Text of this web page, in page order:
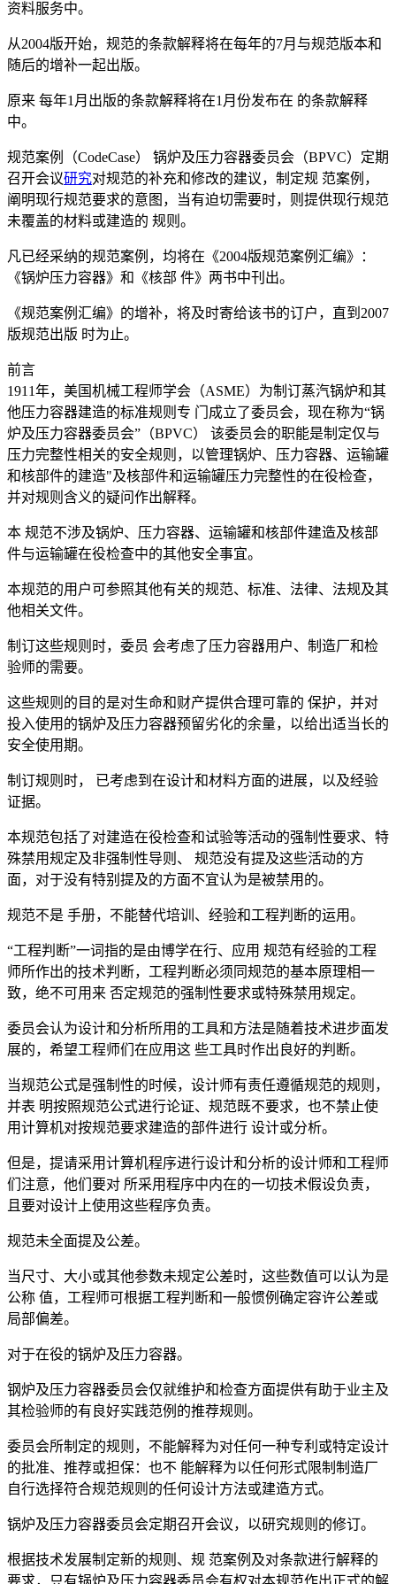
资料服务中。
从2004版开始，规范的条款解释将在每年的7月与规范版本和
随后的增补一起出版。
原来 每年1月出版的条款解释将在1月份发布在 的条款解释
中。
规范案例（CodeCase） 锅炉及压力容器委员会（BPVC）定期
召开会议研究对规范的补充和修改的建议，制定规 范案例，
阐明现行规范要求的意图，当有迫切需要时，则提供现行规范
未覆盖的材料或建造的 规则。
凡已经采纳的规范案例，均将在《2004版规范案例汇编》：
《锅炉压力容器》和《核部 件》两书中刊出。
《规范案例汇编》的增补，将及时寄给该书的订户，直到2007
版规范出版 时为止。
前言
1911年，美国机械工程师学会（ASME）为制订蒸汽锅炉和其
他压力容器建造的标准规则专 门成立了委员会，现在称为“锅
炉及压力容器委员会”（BPVC） 该委员会的职能是制定仅与
压力完整性相关的安全规则，以管理锅炉、压力容器、运输罐
和核部件的建造"及核部件和运输罐压力完整性的在役检查，
并对规则含义的疑问作出解释。
本 规范不涉及锅炉、压力容器、运输罐和核部件建造及核部
件与运输罐在役检查中的其他安全事宜。
本规范的用户可参照其他有关的规范、标准、法律、法规及其
他相关文件。
制订这些规则时，委员 会考虑了压力容器用户、制造厂和检
验师的需要。
这些规则的目的是对生命和财产提供合理可靠的 保护，并对
投入使用的锅炉及压力容器预留劣化的余量，以给出适当长的
安全使用期。
制订规则时， 已考虑到在设计和材料方面的进展，以及经验
证据。
本规范包括了对建造在役检查和试验等活动的强制性要求、特
殊禁用规定及非强制性导则、 规范没有提及这些活动的方
面，对于没有特别提及的方面不宜认为是被禁用的。
规范不是 手册，不能替代培训、经验和工程判断的运用。
“工程判断”一词指的是由博学在行、应用 规范有经验的工程
师所作出的技术判断，工程判断必须同规范的基本原理相一
致，绝不可用来 否定规范的强制性要求或特殊禁用规定。
委员会认为设计和分析所用的工具和方法是随着技术进步面发
展的，希望工程师们在应用这 些工具时作出良好的判断。
当规范公式是强制性的时候，设计师有责任遵循规范的规则，
并表 明按照规范公式进行论证、规范既不要求，也不禁止使
用计算机对按规范要求建造的部件进行 设计或分析。
但是，提请采用计算机程序进行设计和分析的设计师和工程师
们注意，他们要对 所采用程序中内在的一切技术假设负责，
且要对设计上使用这些程序负责。
规范未全面提及公差。
当尺寸、大小或其他参数未规定公差时，这些数值可以认为是
公称 值，工程师可根据工程判断和一般惯例确定容许公差或
局部偏差。
对于在役的锅炉及压力容器。
钢炉及压力容器委员会仅就维护和检查方面提供有助于业主及
其检验师的有良好实践范例的推荐规则。
委员会所制定的规则，不能解释为对任何一种专利或特定设计
的批准、推荐或担保：也不 能解释为以任何形式限制制造厂
自行选择符合规范规则的任何设计方法或建造方式。
锅炉及压力容器委员会定期召开会议，以研究规则的修订。
根据技术发展制定新的规则、规 范案例及对条款进行解释的